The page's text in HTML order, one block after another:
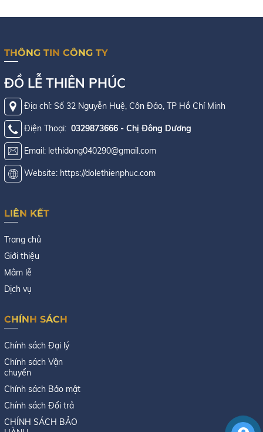
THÔNG TIN CÔNG TY
ĐỒ LỄ THIÊN PHÚC
Địa chỉ: Số 32 Nguyễn Huệ, Côn Đảo, TP Hồ Chí Minh
Điện Thoại: 0329873666 - Chị Đông Dương
Email: lethidong040290@gmail.com
Website: https://dolethienphuc.com
LIÊN KẾT
Trang chủ
Giới thiệu
Mâm lễ
Dịch vụ
CHÍNH SÁCH
Chính sách Đại lý
Chính sách Vận
chuyển
Chính sách Bảo mật
Chính sách Đổi trả
CHÍNH SÁCH BẢO